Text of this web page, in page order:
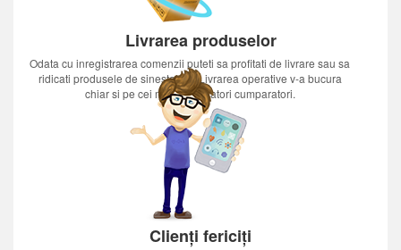
Livrarea produselor
Odata cu inregistrarea comenzii puteti sa profitati de livrare sau sa
ridicati produsele de sinestatator.Livrarea operative v-a bucura
chiar si pe cei mai nerabdatori cumparatori.
Clienți fericiți